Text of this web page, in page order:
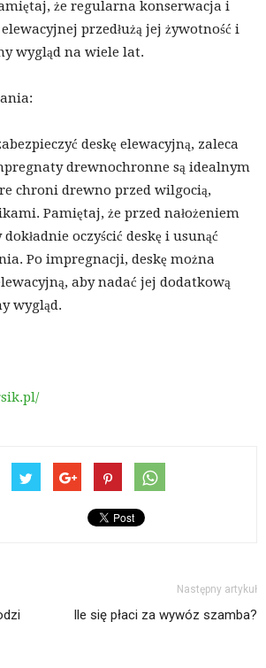
że regularna konserwacja i
przedłużą jej żywotność i
wygląd na wiele lat.
deskę elewacyjną, zaleca
drewnochronne są idealnym
chroni drewno przed wilgocią,
Pamiętaj, że przed nałożeniem
oczyścić deskę i usunąć
Po impregnacji, deskę można
aby nadać jej dodatkową
wygląd.
Następny artykuł
Ile się płaci za wywóz szamba?